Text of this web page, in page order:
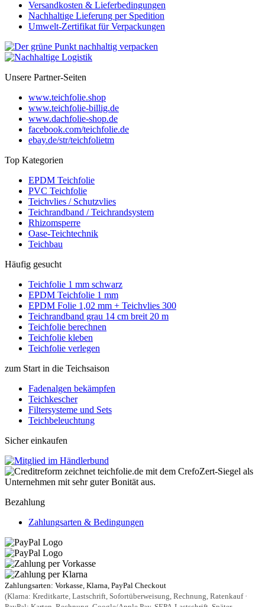
Versandkosten & Lieferbedingungen
Nachhaltige Lieferung per Spedition
Umwelt-Zertifikat für Verpackungen
Unsere Partner-Seiten
www.teichfolie.shop
www.teichfolie-billig.de
www.dachfolie-shop.de
facebook.com/teichfolie.de
ebay.de/str/teichfolietm
Top Kategorien
EPDM Teichfolie
PVC Teichfolie
Teichvlies / Schutzvlies
Teichrandband / Teichrandsystem
Rhizomsperre
Oase-Teichtechnik
Teichbau
Häufig gesucht
Teichfolie 1 mm schwarz
EPDM Teichfolie 1 mm
EPDM Folie 1,02 mm + Teichvlies 300
Teichrandband grau 14 cm breit 20 m
Teichfolie berechnen
Teichfolie kleben
Teichfolie verlegen
zum Start in die Teichsaison
Fadenalgen bekämpfen
Teichkescher
Filtersysteme und Sets
Teichbeleuchtung
Sicher einkaufen
Bezahlung
Zahlungsarten & Bedingungen
Zahlungsarten: Vorkasse, Klarna, PayPal Checkout
(Klarna: Kreditkarte, Lastschrift, Sofortüberweisung, Rechnung, Ratenkauf ·